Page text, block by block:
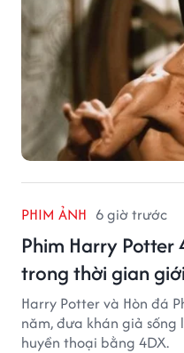
PHIM ẢNH 6 giờ trước
Phim Harry
trong thời gian
Harry Potter và Hòn đá
năm, đưa khán giả
huyền thoại bằng 4DX.